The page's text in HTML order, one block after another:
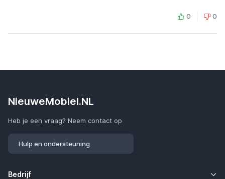
0 0
NieuweMobiel.NL
Heb je een vraag? Neem contact op
Hulp en ondersteuning
Bedrijf